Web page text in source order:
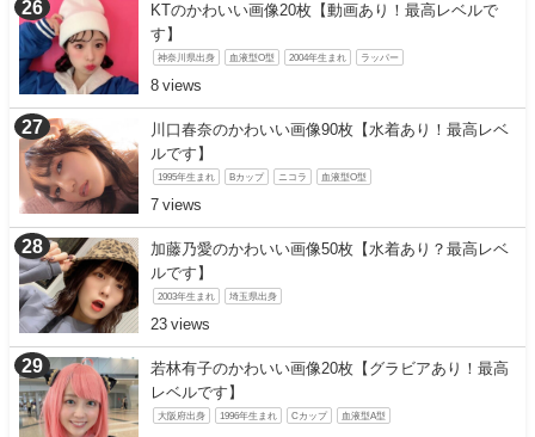
KTのかわいい画像20枚【動画あり！最高レベルで
す】
神奈川県出身 血液型O型 2004年生まれ ラッパー
8
川口春奈のかわいい画像90枚【水着あり！最高レベ
ルです】
1995年生まれ Bカップ ニコラ 血液型O型
7
加藤乃愛のかわいい画像50枚【水着あり？最高レベ
ルです】
2003年生まれ 埼玉県出身
23
若林有子のかわいい画像20枚【グラビアあり！最高
レベルです】
大阪府出身 1996年生まれ Cカップ 血液型A型